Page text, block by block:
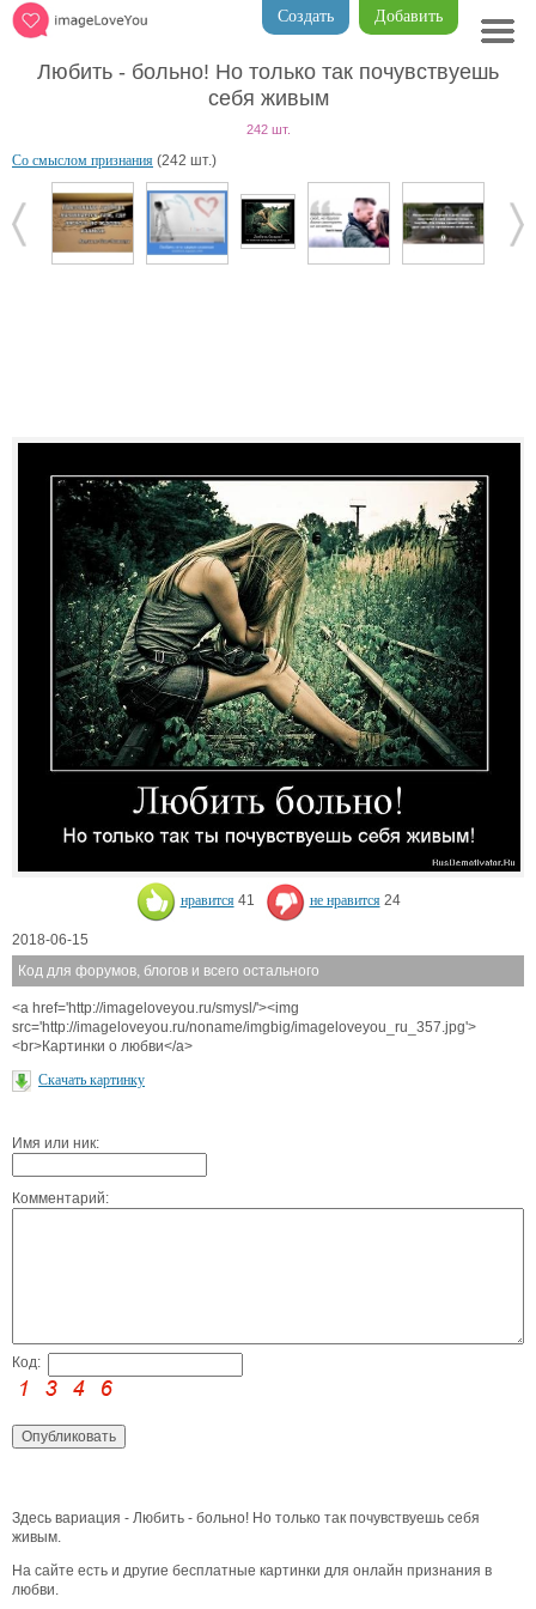
Добавить
Создать
Любить - больно! Но только так почувствуешь
себя живым
242 шт.
Со смыслом признания (242 шт.)
нравится 41 не нравится 24
2018-06-15
Код для форумов, блогов и всего остального
<a href='http://imageloveyou.ru/smysl/'><img
src='http://imageloveyou.ru/noname/imgbig/imageloveyou_ru_357.jpg'>
<br>Картинки о любви</a>
Скачать картинку
Имя или ник:
Комментарий:
Код:
Здесь вариация - Любить - больно! Но только так почувствуешь себя
живым.
На сайте есть и другие бесплатные картинки для онлайн признания в
любви.